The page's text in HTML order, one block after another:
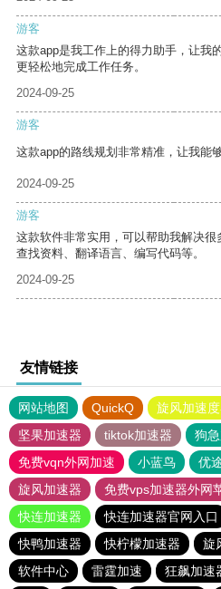
游客
这款app是我工作上的得力助手，让我
更轻松地完成工作任务。
2024-09-25
游客
这款app的路线规划非常精准，让我能
2024-09-25
游客
这款软件非常实用，可以帮助我解决
查找资料、翻译语言、编写代码等。
2024-09-25
友情链接
网站地图 QuickQ 旋风加速
坚果加速器
tiktok加速器
狗
免费vqn外网加速
小蓝鸟 优
旋风加速器
免费vps加速器外网
快连加速器
快连加速器官网入口
快鸭加速器
快柠檬加速器 旋
软件中心
雷霆加速 狂飙加速